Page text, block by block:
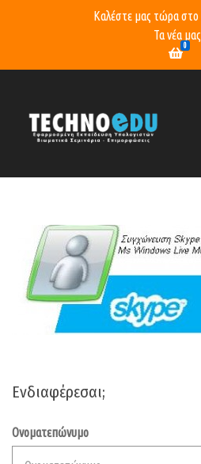
Καλέστε μας τώρα στο
Τα νέα μας
0
Ενδιαφέρεσαι;
Ονοματεπώνυμο